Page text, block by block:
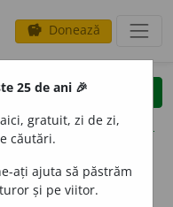
savings Donează
clear
opțiuni
25 de ani 🎉
gratuit, zi de zi,
căutări.
ați ajuta să păstrăm
și pe viitor.